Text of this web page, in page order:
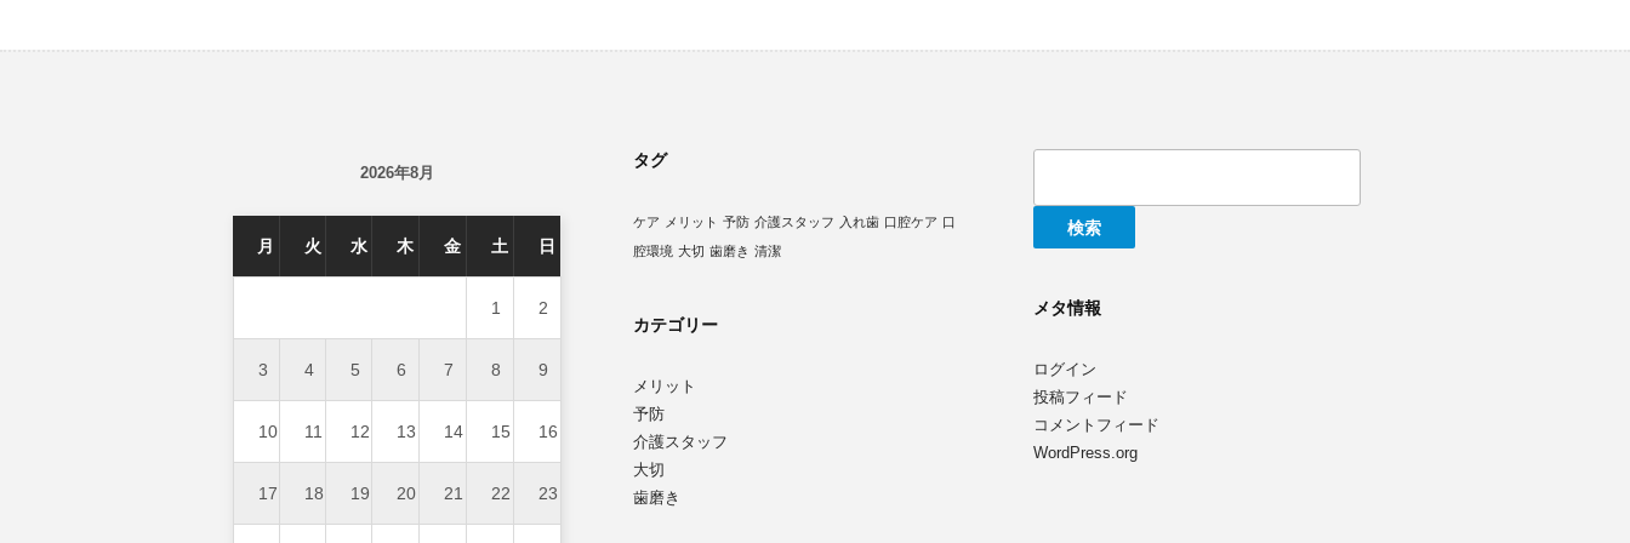
2026年8月
月 火 水 木 金 土 日
1 2
3 4 5 6 7 8 9
10 11 12 13 14 15 16
17 18 19 20 21 22 23
タグ
ケア メリット 予防 介護スタッフ 入れ歯 口腔ケア 口
腔環境 大切 歯磨き 清潔
カテゴリー
メリット
予防
介護スタッフ
大切
歯磨き
メタ情報
ログイン
投稿フィード
コメントフィード
WordPress.org